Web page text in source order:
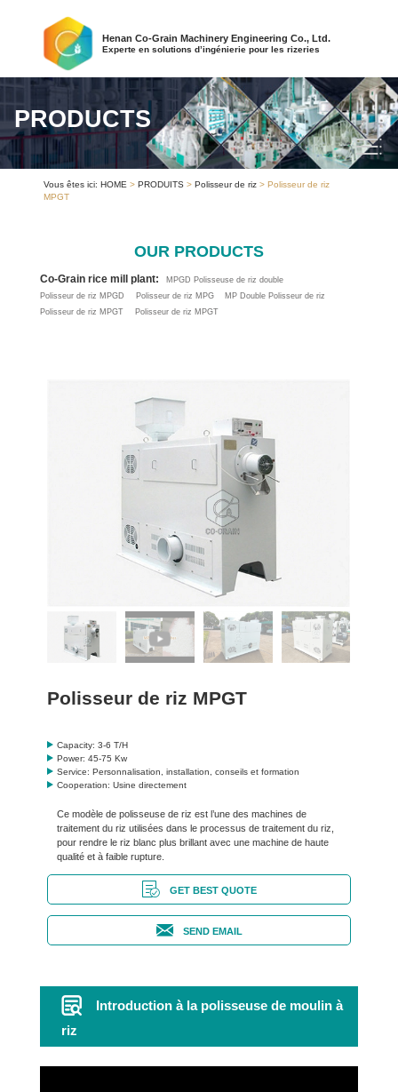
Henan Co-Grain Machinery Engineering Co., Ltd.
Experte en solutions d’ingénierie pour les rizeries
PRODUCTS
Vous êtes ici: HOME >PRODUITS >Polisseur de riz > Polisseur de riz
MPGT
OUR PRODUCTS
Co-Grain rice mill plant:
MPGD Polisseuse de riz double
Polisseur de riz MPGD
Polisseur de riz MPG
MP Double Polisseur de riz
Polisseur de riz MPGT
Polisseur de riz MPGT
Polisseur de riz MPGT
Capacity: 3-6 T/H
Power: 45-75 Kw
Service: Personnalisation, installation, conseils et formation
Cooperation: Usine directement
Ce modèle de polisseuse de riz est l’une des machines de
traitement du riz utilisées dans le processus de traitement du riz,
pour rendre le riz blanc plus brillant avec une machine de haute
qualité et à faible rupture.
GET BEST QUOTE
SEND EMAIL
Introduction à la polisseuse de moulin à
riz